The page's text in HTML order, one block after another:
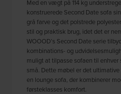
Med en vægt på 114 kg
konstruerede Second Date sofa
grå farve og det polstrede
stil og praktisk brug, idet det er
WOOOD’s Second Date serie
kombinations- og
muligt at tilpasse sofaen til
små. Dette møbel er det
en lounge sofa, der kombinerer
førsteklasses komfort.